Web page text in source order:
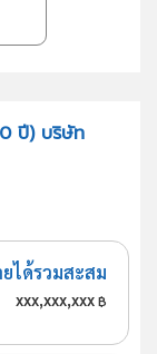
ปี) บริษัท
ยได้รวมสะสม
xxx,xxx,xxx฿